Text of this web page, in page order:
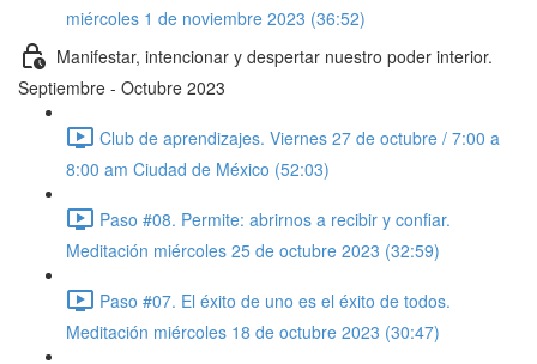
miércoles 1 de noviembre 2023 (36:52)
Manifestar, intencionar y despertar nuestro poder interior.
Septiembre - Octubre 2023
Club de aprendizajes. Viernes 27 de octubre / 7:00 a
8:00 am Ciudad de México (52:03)
Paso #08. Permite: abrirnos a recibir y confiar.
Meditación miércoles 25 de octubre 2023 (32:59)
Paso #07. El éxito de uno es el éxito de todos.
Meditación miércoles 18 de octubre 2023 (30:47)